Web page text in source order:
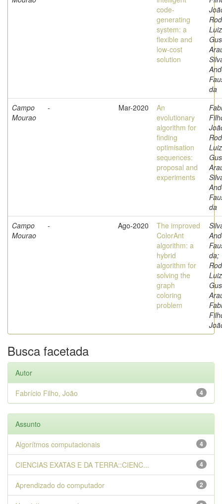
code-
generating
system: a
flexible and
low-cost
solution
Luiz
da
Campo
Mourao
- Mar-2020
An
evolutionary
algorithm for
finding
optimisation
sequences:
proposal and
experiments
Luiz
da
Campo
Mourao
- Ago-2020
The improved
ColorAnt
algorithm: a
hybrid
algorithm for
solving the
graph
coloring
problem
da;
Luiz
Busca facetada
Autor
4
Fabrício Filho, João
Assunto
4
Algorítmos computacionais
4
CIENCIAS EXATAS E DA TERRA::CIENC...
2
Aprendizado do computador